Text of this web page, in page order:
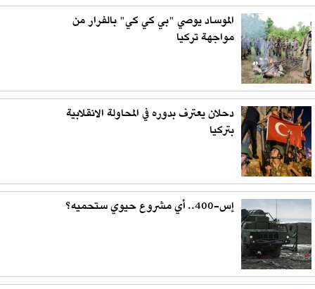
الموساد يوصي "بي كي كي" بالفرار من
مواجهة تركيا
دحلان يعترف بدوره في المحاولة الانقلابية
بتركيا
إس-400.. أي مشروع حيوي ستحميه؟